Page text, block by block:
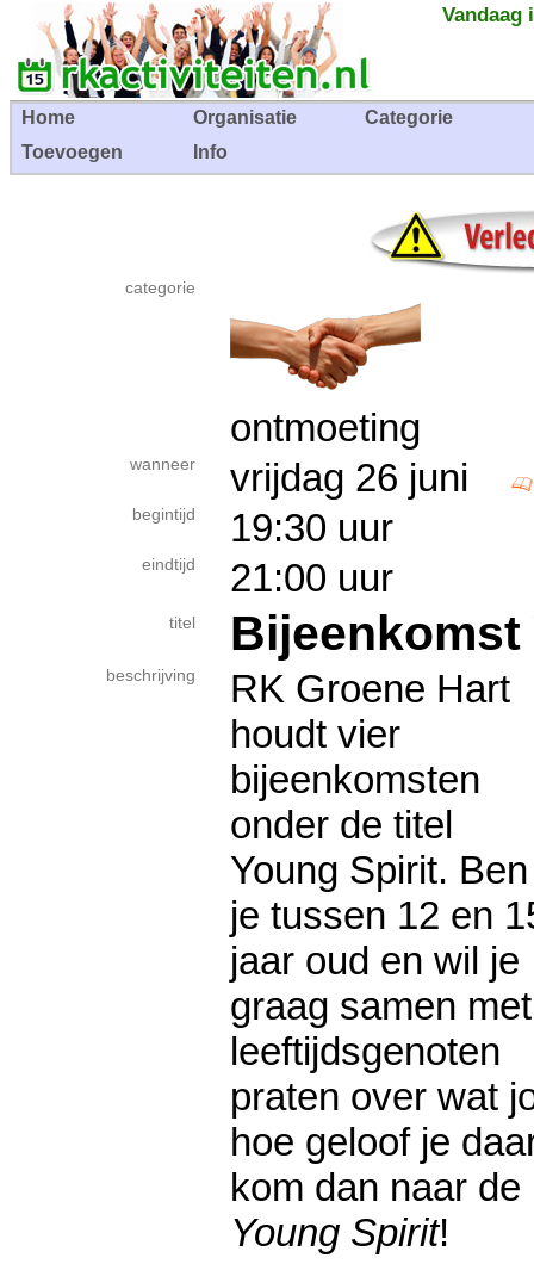
Vandaag
Home Organisatie
Categorie
Toevoegen
Info
categorie
ontmoeting
wanneer vrijdag 26 juni
begintijd 19:30 uur
eindtijd 21:00 uur
titel
beschrijving
RK Groene Hart
houdt vier
bijeenkomsten
onder de titel
Young Spirit. Ben
je tussen 12 en
jaar oud en wil je
graag samen met
leeftijdsgenoten
praten over wat
hoe geloof je
kom dan naar
Young Spirit!